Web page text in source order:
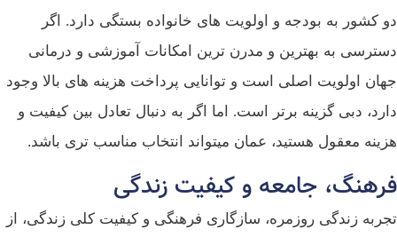
دو کشور به بودجه و اولویت‌ های خانواده بستگی دارد. اگر
دسترسی به بهترین و مدرن‌ ترین امکانات آموزشی و درمانی
جهان اولویت اصلی است و توانایی پرداخت هزینه‌ های بالا وجود
دارد، دبی گزینه برتر است. اما اگر به دنبال تعادل بین کیفیت و
هزینه معقول هستید، عمان میتواند انتخاب مناسب‌ تری باشد.
فرهنگ، جامعه و کیفیت زندگی
تجربه زندگی روزمره، سازگاری فرهنگی و کیفیت کلی زندگی، از